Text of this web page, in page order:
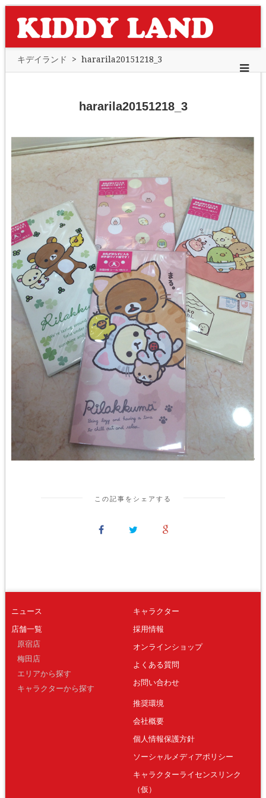
キデイランド > hararila20151218_3
hararila20151218_3
この記事をシェアする
ニュース
店舗一覧
原宿店
梅田店
エリアから探す
キャラクターから探す
キャラクター
採用情報
オンラインショップ
よくある質問
お問い合わせ
推奨環境
会社概要
個人情報保護方針
ソーシャルメディアポリシー
キャラクターライセンスリンク
（仮）